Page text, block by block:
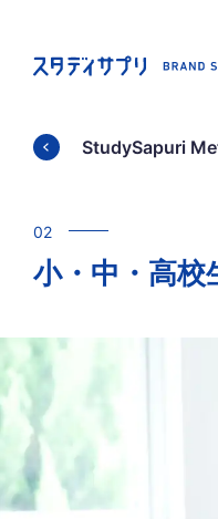
ス
サ
プ
SITE
StudySapuri
ス
サ
プ
SITE
02
小・中・高校